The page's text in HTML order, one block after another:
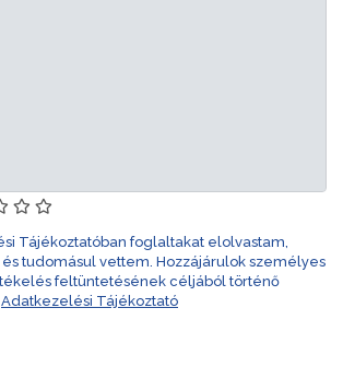
Tájékoztatóban foglaltakat elolvastam,
tudomásul vettem. Hozzájárulok személyes
feltüntetésének céljából történő
Adatkezelési Tájékoztató